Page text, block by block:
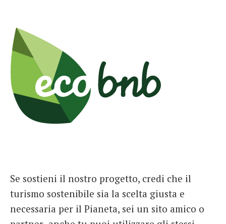
Se sostieni il nostro progetto, credi che il
turismo sostenibile sia la scelta giusta e
necessaria per il Pianeta, sei un sito amico o